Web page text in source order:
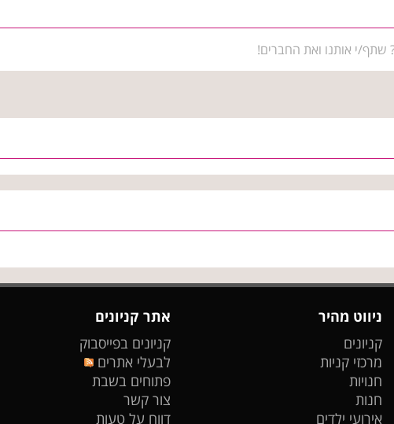
שתף/י אותנו ואת החברים!
ניווט מהיר
קניונים
מרכזי קניות
חנויות
חנות
אירועי ילדים
אתר קניונים
קניונים בפייסבוק
לבעלי אתרים
פתוחים בשבת
צור קשר
דווח על טעות